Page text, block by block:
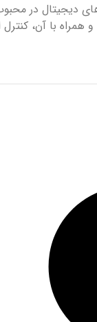
دیجیتال در
همراه با آن،